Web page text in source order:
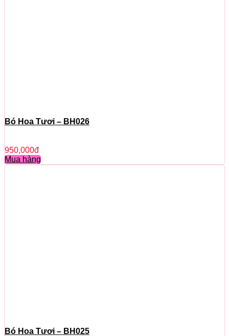
Bó Hoa Tươi – BH026
950,000đ
Mua hàng
Bó Hoa Tươi – BH025